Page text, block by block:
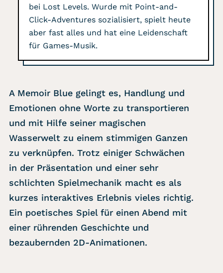
bei Lost Levels. Wurde mit Point-and-
Click-Adventures sozialisiert, spielt heute
aber fast alles und hat eine Leidenschaft
für Games-Musik.
A Memoir Blue gelingt es, Handlung und
Emotionen ohne Worte zu transportieren
und mit Hilfe seiner magischen
Wasserwelt zu einem stimmigen Ganzen
zu verknüpfen. Trotz einiger Schwächen
in der Präsentation und einer sehr
schlichten Spielmechanik macht es als
kurzes interaktives Erlebnis vieles richtig.
Ein poetisches Spiel für einen Abend mit
einer rührenden Geschichte und
bezaubernden 2D-Animationen.